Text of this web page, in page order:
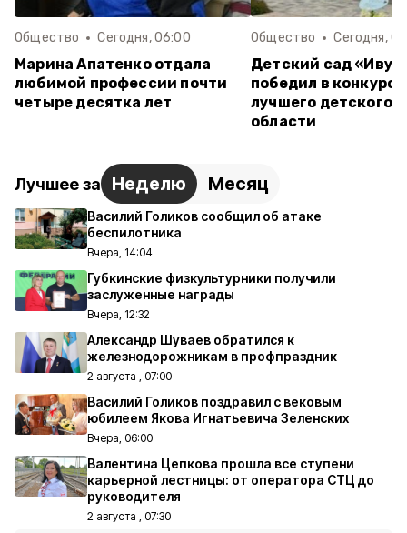
Общество Сегодня, 06:00
Марина Апатенко отдала
любимой профессии почти
четыре десятка лет
Общество Сегодня,
Детский сад
победил в
лучшего детского
области
Лучшее за Неделю Месяц
Василий Голиков сообщил об атаке
беспилотника
Вчера, 14:04
Губкинские физкультурники получили
заслуженные награды
Вчера, 12:32
Александр Шуваев обратился к
железнодорожникам в профпраздник
2 августа , 07:00
Василий Голиков поздравил с вековым
юбилеем Якова Игнатьевича Зеленских
Вчера, 06:00
Валентина Цепкова прошла все ступени
карьерной лестницы: от оператора СТЦ до
руководителя
2 августа , 07:30